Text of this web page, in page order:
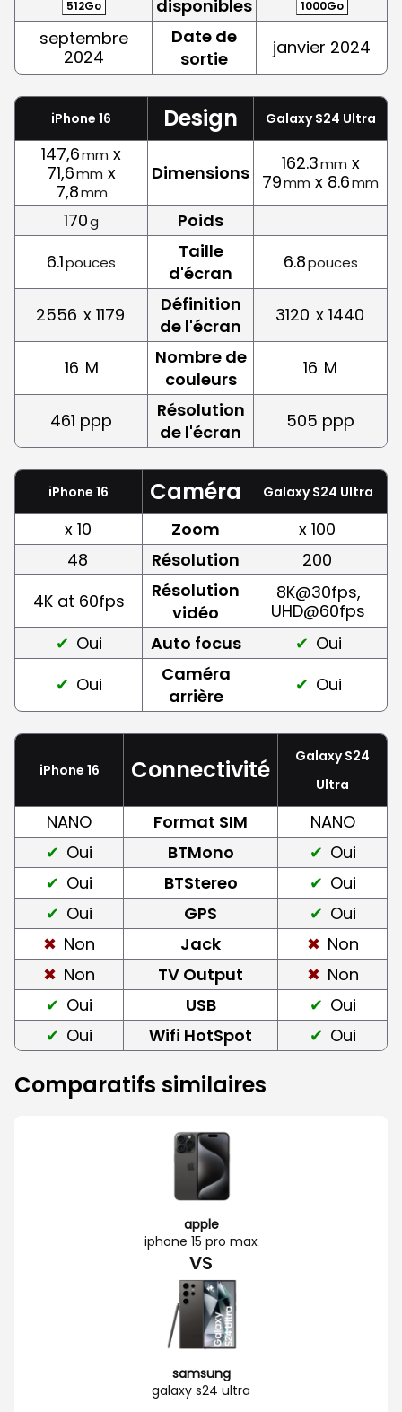
512Go
disponibles
1000Go
septembre
2024
Date de
sortie
janvier 2024
iPhone 16 Design Galaxy S24 Ultra
147,6mm x
71,6mm x
7,8mm
Dimensions 162.3mm x
79mm x 8.6mm
170g
Poids
6.1pouces
Taille
d'écran
6.8pouces
2556 x 1179
Définition
de l'écran
3120 x 1440
16 M
Nombre de
couleurs
16 M
461 ppp
Résolution
de l'écran
505 ppp
iPhone 16 Caméra Galaxy S24 Ultra
x 10 Zoom
x 100
48
Résolution
200
4K at 60fps
Résolution
vidéo
8K@30fps,
UHD@60fps
Oui
Auto focus
Oui
Oui
Caméra
arrière
Oui
iPhone 16 Connectivité
Galaxy S24
Ultra
NANO Format SIM
NANO
Oui
BTMono
Oui
Oui
BTStereo
Oui
Oui
GPS
Oui
Non
Jack
Non
Non
TV Output
Non
Oui
USB
Oui
Oui
Wifi HotSpot Oui
Comparatifs similaires
apple
iphone 15 pro max
VS
samsung
galaxy s24 ultra